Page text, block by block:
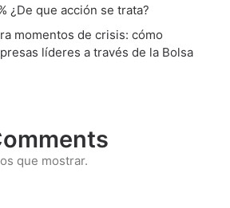
¿De que acción se trata?
momentos de crisis: cómo
líderes a través de la Bolsa
que mostrar.